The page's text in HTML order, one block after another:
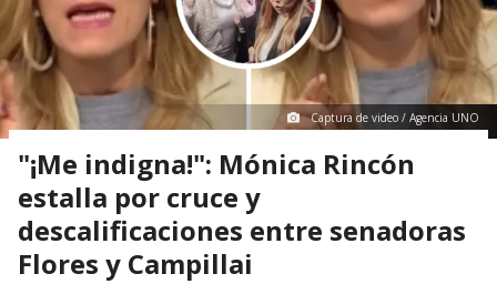
Captura de video / Agencia UNO
"¡Me indigna!": Mónica Rincón
estalla por cruce y
descalificaciones entre senadoras
Flores y Campillai